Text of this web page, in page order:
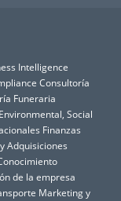
Intelligence
Consultoría
Funeraria
Social
Finanzas
Adquisiciones
de la empresa
Marketing y